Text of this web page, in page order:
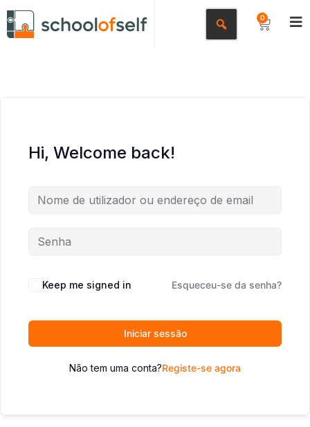
0
Hi, Welcome back!
Keep me signed in Esqueceu-se da senha?
Iniciar sessão
Não tem uma conta?Registe-se agora